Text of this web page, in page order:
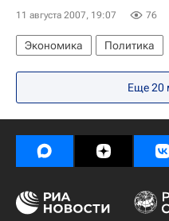
11 августа 2007, 19:07 76
Экономика Политика
Еще 20